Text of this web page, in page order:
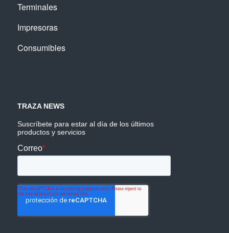
Terminales
Impresoras
Consumibles